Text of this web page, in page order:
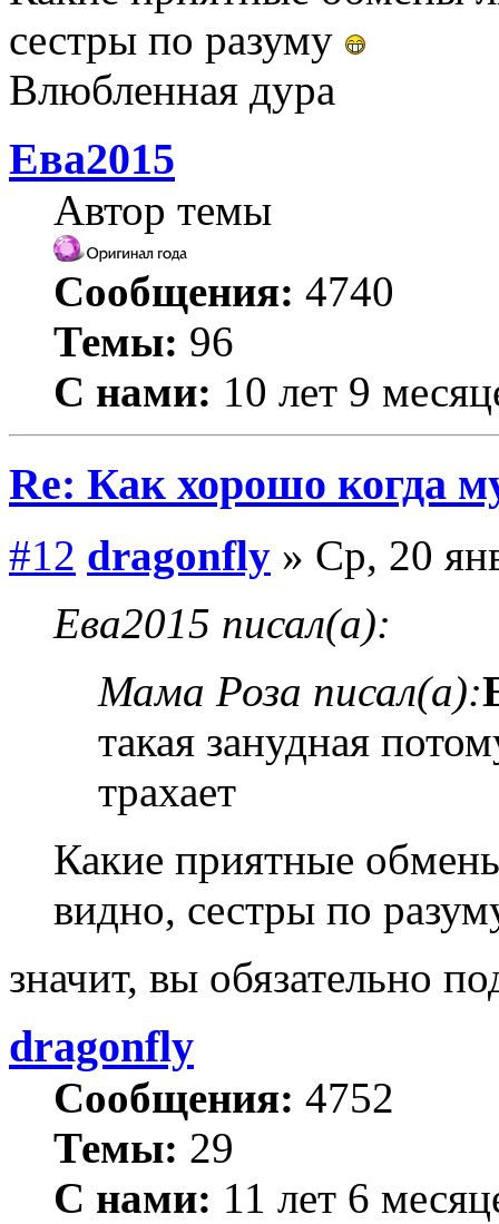
сестры по разуму
Влюбленная дура
Ева2015
Автор темы
Сообщения: 4740
Темы: 96
С нами: 10 лет 9
Re: Как хорошо когда
#12 dragonfly » Ср, 20
Ева2015 писал(а):
Мама Роза писал(а):
такая занудная
трахает
Какие приятные
видно, сестры по
значит, вы обязательно
dragonfly
Сообщения: 4752
Темы: 29
С нами: 11 лет 6